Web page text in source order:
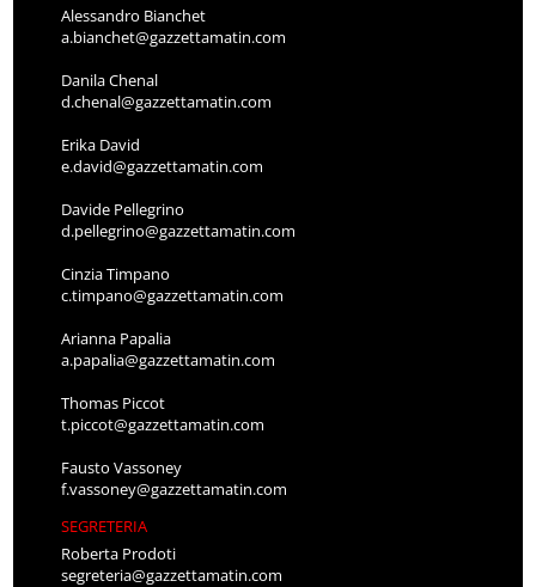
Alessandro Bianchet
a.bianchet@gazzettamatin.com
Danila Chenal
d.chenal@gazzettamatin.com
Erika David
e.david@gazzettamatin.com
Davide Pellegrino
d.pellegrino@gazzettamatin.com
Cinzia Timpano
c.timpano@gazzettamatin.com
Arianna Papalia
a.papalia@gazzettamatin.com
Thomas Piccot
t.piccot@gazzettamatin.com
Fausto Vassoney
f.vassoney@gazzettamatin.com
SEGRETERIA
Roberta Prodoti
segreteria@gazzettamatin.com